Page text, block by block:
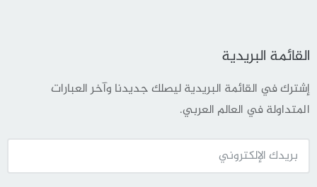
القائمة البريدية
إشترك في القائمة البريدية ليصلك جديدنا وآخر العبارات
المتداولة في العالم العربي.